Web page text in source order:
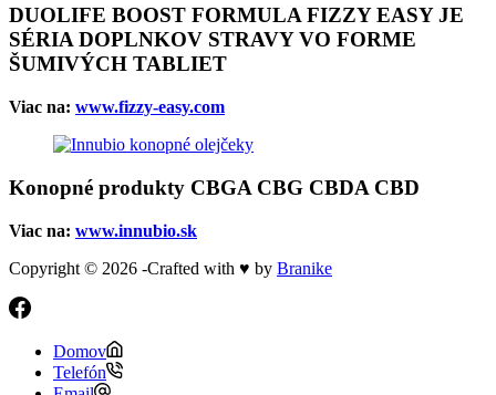
DUOLIFE BOOST FORMULA FIZZY EASY JE
SÉRIA DOPLNKOV STRAVY VO FORME
ŠUMIVÝCH TABLIET
Viac na: www.fizzy-easy.com
Konopné produkty CBGA CBG CBDA CBD
Viac na: www.innubio.sk
Copyright © 2026 -Crafted with ♥ by Branike
Domov
Telefón